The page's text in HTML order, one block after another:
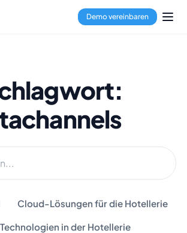
Demo vereinbaren
Cloud-Lösungen für die Hotellerie
in der Hotellerie